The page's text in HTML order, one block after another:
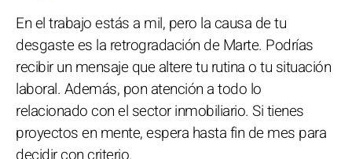
En el trabajo estás a mil, pero la causa de tu
desgaste es la retrogradación de Marte. Podrías
recibir un mensaje que altere tu rutina o tu situación
laboral. Además, pon atención a todo lo
relacionado con el sector inmobiliario. Si tienes
proyectos en mente, espera hasta fin de mes para